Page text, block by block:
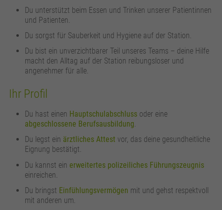
Du unterstützt beim Essen und Trinken unserer Patientinnen
und Patienten.
Du sorgst für Sauberkeit und Hygiene auf der Station.
Du bist ein unverzichtbarer Teil unseres Teams – deine Hilfe
macht den Alltag auf der Station reibungsloser und
angenehmer für alle.
Ihr Profil
Du hast einen Hauptschulabschluss oder eine
abgeschlossene Berufsausbildung.
Du legst ein ärztliches Attest vor, das deine gesundheitliche
Eignung bestätigt.
Du kannst ein erweitertes polizeiliches Führungszeugnis
einreichen.
Du bringst Einfühlungsvermögen mit und gehst respektvoll
mit anderen um.